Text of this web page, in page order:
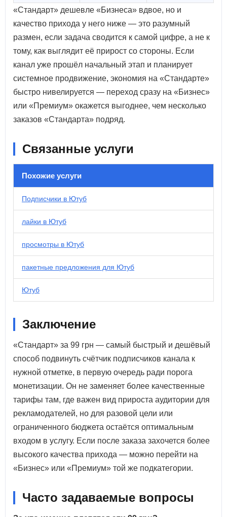
«Стандарт» дешевле «Бизнеса» вдвое, но и
качество прихода у него ниже — это разумный
размен, если задача сводится к самой цифре, а не к
тому, как выглядит её прирост со стороны. Если
канал уже прошёл начальный этап и планирует
системное продвижение, экономия на «Стандарте»
быстро нивелируется — переход сразу на «Бизнес»
или «Премиум» окажется выгоднее, чем несколько
заказов «Стандарта» подряд.
Связанные услуги
Похожие услуги
Подписчики в Ютуб
лайки в Ютуб
просмотры в Ютуб
пакетные предложения для Ютуб
Ютуб
Заключение
«Стандарт» за 99 грн — самый быстрый и дешёвый
способ подвинуть счётчик подписчиков канала к
нужной отметке, в первую очередь ради порога
монетизации. Он не заменяет более качественные
тарифы там, где важен вид прироста аудитории для
рекламодателей, но для разовой цели или
ограниченного бюджета остаётся оптимальным
входом в услугу. Если после заказа захочется более
высокого качества прихода — можно перейти на
«Бизнес» или «Премиум» той же подкатегории.
Часто задаваемые вопросы